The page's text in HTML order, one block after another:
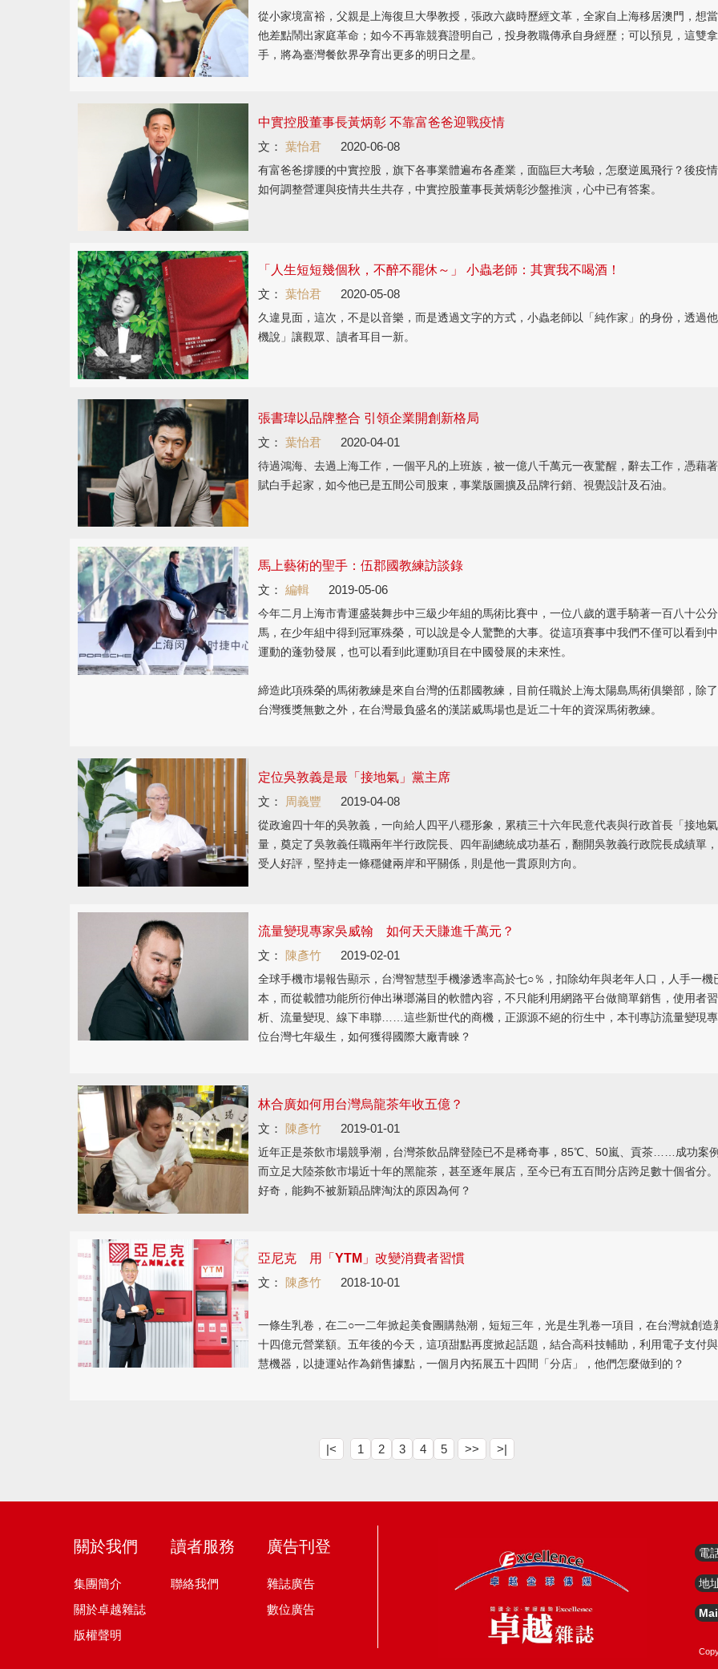
從小家境富裕，父親是上海復旦大學教授，張政六歲時歷經文革，全家自上海移居澳門，想
他差點鬧出家庭革命；如今不再靠競賽證明自己，投身教職傳承自身經歷；可以預見，這雙
手，將為臺灣餐飲界孕育出更多的明日之星。
中實控股董事長黃炳彰 不靠富爸爸迎戰疫情
文： 葉怡君 2020-06-08
有富爸爸撐腰的中實控股，旗下各事業體遍布各產業，面臨巨大考驗，怎麼逆風飛行？後疫情
如何調整營運與疫情共生共存，中實控股董事長黃炳彰沙盤推演，心中已有答案。
「人生短短幾個秋，不醉不罷休～」 小蟲老師：其實我不喝酒！
文： 葉怡君 2020-05-08
久違見面，這次，不是以音樂，而是透過文字的方式，小蟲老師以「純作家」的身份，透過
機說」讓觀眾、讀者耳目一新。
張書瑋以品牌整合 引領企業開創新格局
文： 葉怡君 2020-04-01
待過鴻海、去過上海工作，一個平凡的上班族，被一億八千萬元一夜驚醒，辭去工作，憑藉
賦白手起家，如今他已是五間公司股東，事業版圖擴及品牌行銷、視覺設計及石油。
馬上藝術的聖手：伍郡國教練訪談錄
文： 編輯 2019-05-06
今年二月上海市青運盛裝舞步中三級少年組的馬術比賽中，一位八歲的選手騎著一百八十公
馬，在少年組中得到冠軍殊榮，可以說是令人驚艷的大事。從這項賽事中我們不僅可以看到
運動的蓬勃發展，也可以看到此運動項目在中國發展的未來性。
締造此項殊榮的馬術教練是來自台灣的伍郡國教練，目前任職於上海太陽島馬術俱樂部，除
台灣獲獎無數之外，在台灣最負盛名的漢諾威馬場也是近二十年的資深馬術教練。
定位吳敦義是最「接地氣」黨主席
文：
周義豐 2019-04-08
從政逾四十年的吳敦義，一向給人四平八穩形象，累積三十六年民意代表與行政首長「接地
量，奠定了吳敦義任職兩年半行政院長、四年副總統成功基石，翻開吳敦義行政院長成績單
受人好評，堅持走一條穩健兩岸和平關係，則是他一貫原則方向。
流量變現專家吳威翰 如何天天賺進千萬元？
文：
陳彥竹 2019-02-01
全球手機市場報告顯示，台灣智慧型手機滲透率高於七○％，扣除幼年與老年人口，人手一機
本，而從載體功能所衍伸出琳瑯滿目的軟體內容，不只能利用網路平台做簡單銷售，使用者
析、流量變現、線下串聯……這些新世代的商機，正源源不絕的衍生中，本刊專訪流量變現
位台灣七年級生，如何獲得國際大廠青睞？
林合廣如何用台灣烏龍茶年收五億？
文：
陳彥竹 2019-01-01
近年正是茶飲市場競爭潮，台灣茶飲品牌登陸已不是稀奇事，85℃、50嵐、貢茶……成功案例
而立足大陸茶飲市場近十年的黑龍茶，甚至逐年展店，至今已有五百間分店跨足數十個省分
好奇，能夠不被新穎品牌淘汰的原因為何？
亞尼克 用「YTM」改變消費者習慣
文：
陳彥竹 2018-10-01
一條生乳卷，在二○一二年掀起美食團購熱潮，短短三年，光是生乳卷一項目，在台灣就創造
十四億元營業額。五年後的今天，這項甜點再度掀起話題，結合高科技輔助，利用電子支付
慧機器，以捷運站作為銷售據點，一個月內拓展五十四間「分店」，他們怎麼做到的？
|< 1 2 3 4 5 >> >|
關於我們
集團簡介
關於卓越雜誌
版權聲明
讀者服務
聯絡我們
廣告刊登
雜誌廣告
數位廣告
電
地